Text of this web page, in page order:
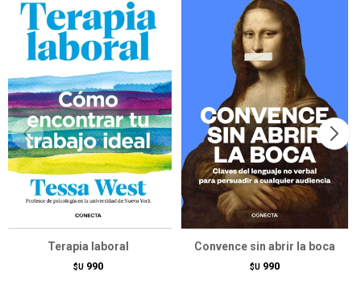
Terapia laboral
$U 990
Convence sin abrir la boca
$U 990